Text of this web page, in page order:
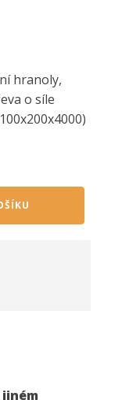
hranoly,
o síle